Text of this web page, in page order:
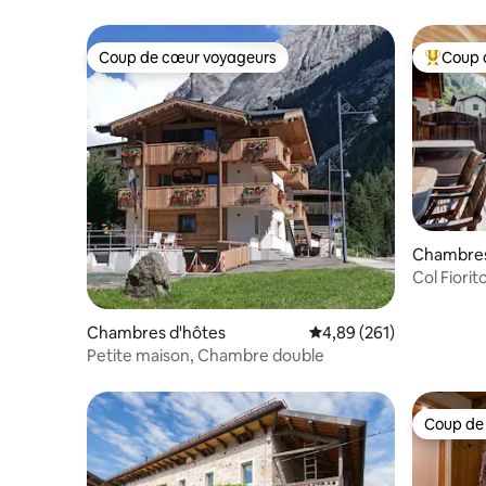
Coup de cœur voyageurs
Coup de cœur voyageurs
Chambres d'hôtes Évaluation moyenne
4,89 (261)
Petite maison, Chambre double
Coups
Coup
Col
Coup
Coup